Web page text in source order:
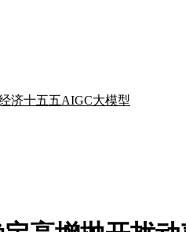
济十五五AIGC大模型